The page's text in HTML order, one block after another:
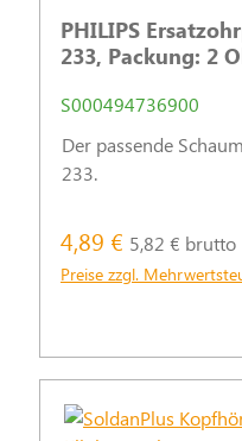
PHILIPS
233, Packung: 2
S000494736900
Der passende
233.
4,89 € 5,82 € brutto
Preise zzgl.